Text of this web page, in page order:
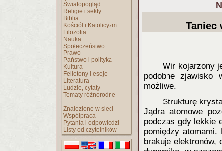
Światopogląd
Religie i sekty
Biblia
Kościół i Katolicyzm
Filozofia
Nauka
Społeczeństwo
Prawo
Państwo i polityka
Kultura
Felietony i eseje
Literatura
Ludzie, cytaty
Tematy różnorodne
Znalezione w sieci
Współpraca
Pytania i odpowiedzi
Listy od czytelników
Taniec
Wir kojarzony
podobne zjawisko
możliwe.
Strukturę
Jądra atomowe
podczas gdy lekkie
pomiędzy
brakuje elektronów,